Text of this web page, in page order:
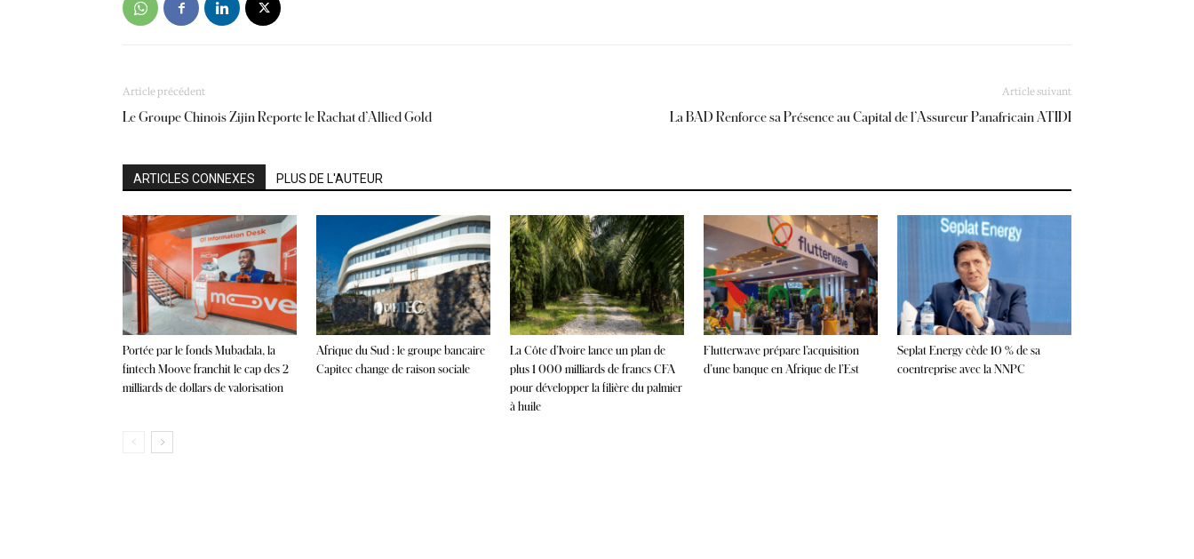
Article précédent
Le Groupe Chinois Zijin Reporte le Rachat d’Allied Gold
Article suivant
La BAD Renforce sa Présence au Capital de l’Assureur Panafricain ATIDI
ARTICLES CONNEXES PLUS DE L'AUTEUR
Portée par le fonds Mubadala, la
fintech Moove franchit le cap des 2
milliards de dollars de valorisation
Afrique du Sud : le groupe bancaire
Capitec change de raison sociale
La Côte d’Ivoire lance un plan de
plus 1 000 milliards de francs CFA
pour développer la filière du palmier
à huile
Flutterwave prépare l’acquisition
d’une banque en Afrique de l’Est
Seplat Energy cède 10 % de sa
coentreprise avec la NNPC